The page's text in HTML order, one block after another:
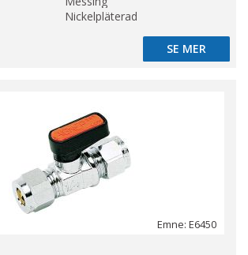
Nickelpläterad
SE MER
SE MER
Emne: E6450